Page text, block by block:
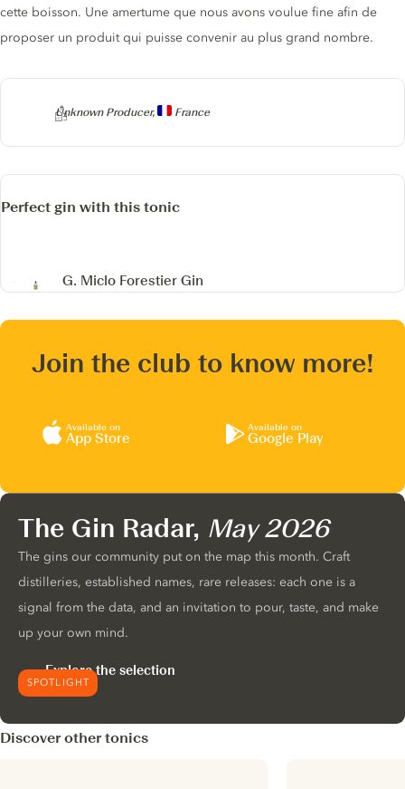
Producer
Unknown Producer, France
cette boisson. Une amertume que nous avons voulue fine afin de
proposer un produit qui puisse convenir au plus grand nombre.
Perfect gin with this tonic
G. Miclo Forestier Gin
Join the club to know more!
Available on
App Store
Available on
Google Play
SPOTLIGHT
The Gin Radar, May 2026
The gins our community put on the map this month. Craft
distilleries, established names, rare releases: each one is a
signal from the data, and an invitation to pour, taste, and make
up your own mind.
Explore the selection
Discover other tonics